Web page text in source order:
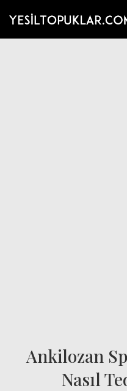
Ankilozan
Nasıl